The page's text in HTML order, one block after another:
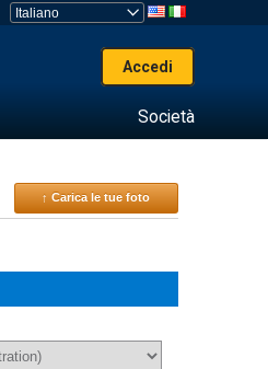
Accedi
Società
↑ Carica le tue foto